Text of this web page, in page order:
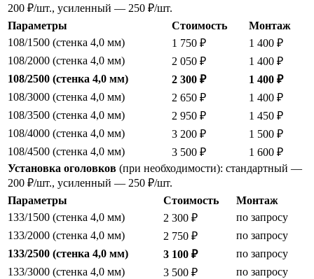
200 ₽/шт., усиленный — 250 ₽/шт.
Параметры
Стоимость
Монтаж
108/1500 (стенка 4,0 мм)
1 750 ₽
1 400 ₽
108/2000 (стенка 4,0 мм)
2 050 ₽
1 400 ₽
108/2500 (стенка 4,0 мм)
2 300 ₽
1 400 ₽
108/3000 (стенка 4,0 мм)
2 650 ₽
1 400 ₽
108/3500 (стенка 4,0 мм)
2 950 ₽
1 450 ₽
108/4000 (стенка 4,0 мм)
3 200 ₽
1 500 ₽
108/4500 (стенка 4,0 мм)
3 500 ₽
1 600 ₽
Установка оголовков (при необходимости): стандартный —
200 ₽/шт., усиленный — 250 ₽/шт.
Параметры
Стоимость
Монтаж
133/1500 (стенка 4,0 мм)
2 300 ₽
по запросу
133/2000 (стенка 4,0 мм)
2 750 ₽
по запросу
133/2500 (стенка 4,0 мм)
3 100 ₽
по запросу
133/3000 (стенка 4,0 мм)
3 500 ₽
по запросу